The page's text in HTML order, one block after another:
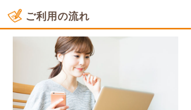
ご利用の流れ